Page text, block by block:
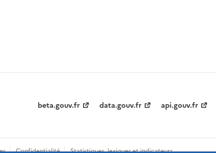
beta.gouv.fr data.gouv.fr api.gouv.fr
Confidentialité Statistiques, lexiques et indicateurs